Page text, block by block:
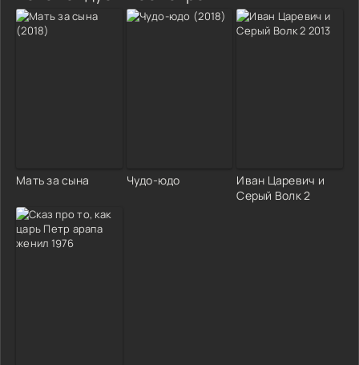
Мать за сына Чудо-юдо
Иван Царевич и
Серый Волк 2